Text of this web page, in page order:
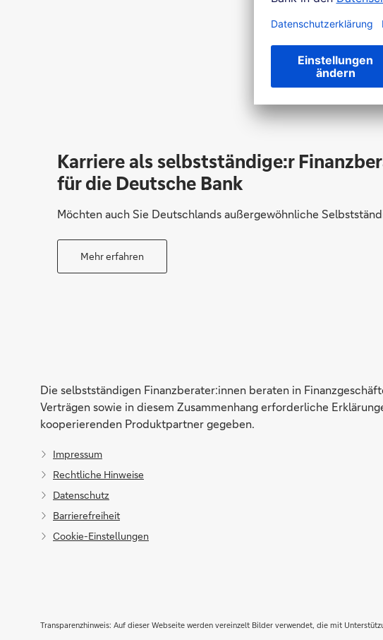
Karriere als selbstständige:r
für die Deutsche Bank
Möchten auch Sie Deutschlands außergewöhnliche
Mehr erfahren
Die selbstständigen Finanzberater:innen beraten in
Verträgen sowie in diesem Zusammenhang erforderliche
kooperierenden Produktpartner gegeben.
Impressum
Rechtliche Hinweise
Datenschutz
Barrierefreiheit
Cookie-Einstellungen
Transparenzhinweis: Auf dieser Webseite werden vereinzelt Bilder verwendet, die mit